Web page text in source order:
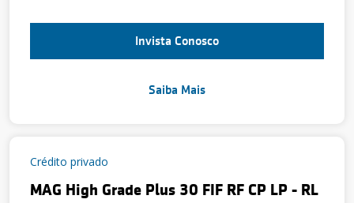
Invista Conosco
Saiba Mais
Crédito privado
MAG High Grade Plus 30 FIF RF CP LP - RL